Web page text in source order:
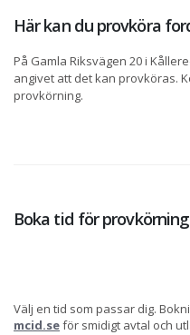
Här kan du provköra
På Gamla Riksvägen 20 i
angivet att det kan provköras.
provkörning.
Boka tid för provkörning
Välj en tid som passar dig.
mcid.seför smidigt avtal och